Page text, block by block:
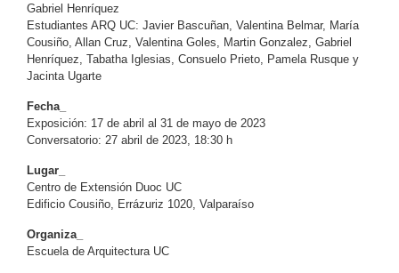
Gabriel Henríquez
Estudiantes ARQ UC: Javier Bascuñan, Valentina Belmar, María
Cousiño, Allan Cruz, Valentina Goles, Martin Gonzalez, Gabriel
Henríquez, Tabatha Iglesias, Consuelo Prieto, Pamela Rusque y
Jacinta Ugarte
Fecha_
Exposición: 17 de abril al 31 de mayo de 2023
Conversatorio: 27 abril de 2023, 18:30 h
Lugar_
Centro de Extensión Duoc UC
Edificio Cousiño, Errázuriz 1020, Valparaíso
Organiza_
Escuela de Arquitectura UC